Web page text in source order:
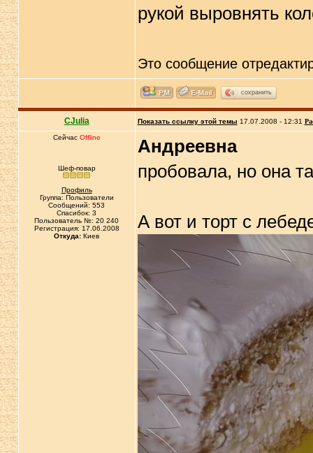
рукой выровнять
Это сообщение
сохранить
CJulia Показать ссылку этой темы 17.07.2008 - 12:31
Сейчас Offline
Шеф-повар
Профиль
Группа: Пользователи
Сообщений: 553
Спасибок: 3
Пользователь №: 20 240
Регистрация: 17.06.2008
Откуда: Киев
Андреевна
пробовала, но она
А вот и торт с